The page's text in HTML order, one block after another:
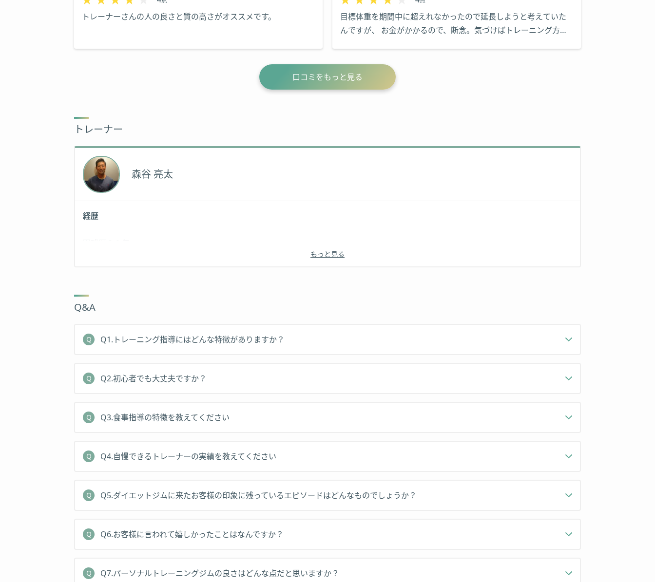
トレーナーさんの人の良さと質の高さがオススメです。
目標体重を期間中に超えれなかったので延長しようと考えていた
んですが、 お金がかかるので、断念。気づけばトレーニング方
口コミをもっと見る
トレーナー
森谷 亮太
経歴
もっと見る
Q&A
Q1.トレーニング指導にはどんな特徴がありますか？
Q2.初心者でも大丈夫ですか？
Q3.食事指導の特徴を教えてください
Q4.自慢できるトレーナーの実績を教えてください
Q5.ダイエットジムに来たお客様の印象に残っているエピソードはどんなものでしょうか？
Q6.お客様に言われて嬉しかったことはなんですか？
Q7.パーソナルトレーニングジムの良さはどんな点だと思いますか？